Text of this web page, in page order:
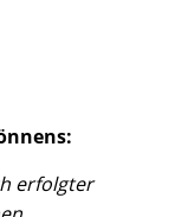
erfolgter